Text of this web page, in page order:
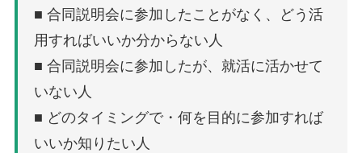
■ 合同説明会に参加したことがなく、どう活
用すればいいか分からない人
■ 合同説明会に参加したが、就活に活かせて
いない人
■ どのタイミングで・何を目的に参加すれば
いいか知りたい人